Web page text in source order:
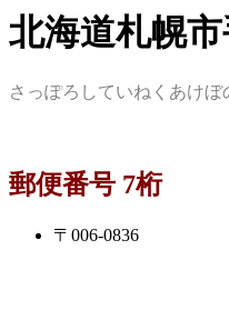
北海道札幌
さっぽろしていねくあけぼ
郵便番号 7桁
〒006-0836